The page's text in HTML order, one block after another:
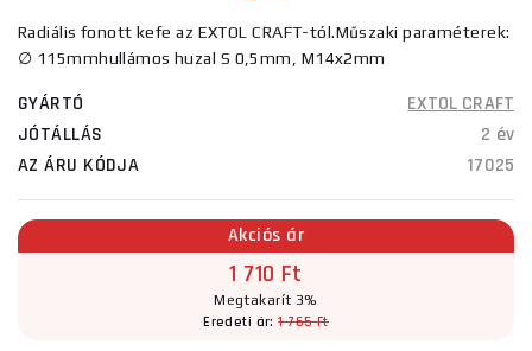
Radiális fonott kefe az EXTOL CRAFT-tól.Műszaki paraméterek:
∅ 115mmhullámos huzal S 0,5mm, M14x2mm
GYÁRTÓ
EXTOL CRAFT
JÓTÁLLÁS
2 év
AZ ÁRU KÓDJA
17025
Akciós ár
1 710 Ft
Megtakarít 3%
Eredeti ár:1 765 Ft